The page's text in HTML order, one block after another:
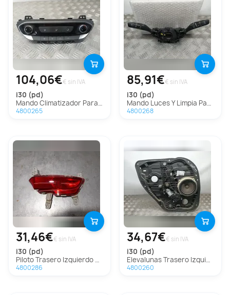
104,06€€ sin IVA
i30 (pd)
Mando Climatizador Para Hyundai I30
4800265
85,91€€ sin IVA
i30 (pd)
Mando Luces Y Limpia Para Hyundai I30
4800268
31,46€€ sin IVA
i30 (pd)
Piloto Trasero Izquierdo Paragolpes Para Hyundai I30
4800286
34,67€€ sin IVA
i30 (pd)
Elevalunas Trasero Izquierdo Para Hyundai I30
4800260